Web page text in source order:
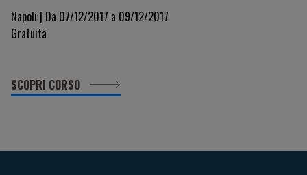
Napoli | Da 07/12/2017 a 09/12/2017
Gratuita
SCOPRI CORSO